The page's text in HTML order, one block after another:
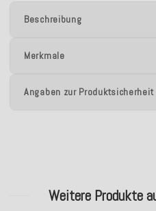
Beschreibung
Merkmale
Angaben zur Produktsicherheit
Weitere Produkte